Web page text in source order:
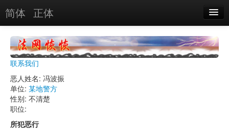
简体 正体
恶报实例
恶人图片
恶人单位
单位图片
联系我们
恶人姓名: 冯波振
单位: 某地警方
性别: 不清楚
职位:
所犯恶行